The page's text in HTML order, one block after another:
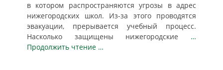
в котором распространяются угрозы в адрес
нижегородских школ. Из-за этого проводятся
эвакуации, прерывается учебный процесс.
Насколько защищены нижегородские …
Продолжить чтение …